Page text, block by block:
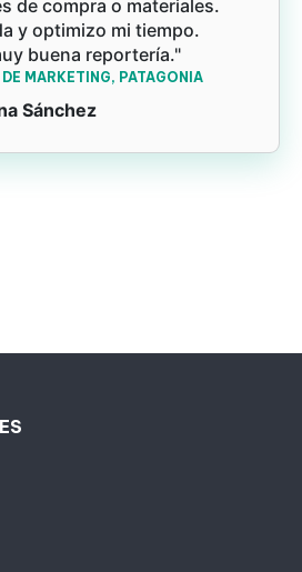
de compra o materiales.
y optimizo mi tiempo.
buena reportería."
DE MARKETING, PATAGONIA
Sánchez